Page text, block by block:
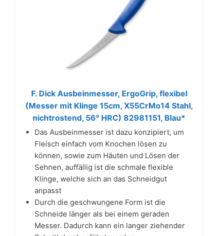
F. Dick Ausbeinmesser, ErgoGrip, flexibel
(Messer mit Klinge 15cm, X55CrMo14 Stahl,
nichtrostend, 56° HRC) 82981151, Blau*
Das Ausbeinmesser ist dazu konzipiert, um
Fleisch einfach vom Knochen lösen zu
können, sowie zum Häuten und Lösen der
Sehnen, auffällig ist die schmale flexible
Klinge, welche sich an das Schneidgut
anpasst
Durch die geschwungene Form ist die
Schneide länger als bei einem geraden
Messer. Dadurch kann ein langer ziehender